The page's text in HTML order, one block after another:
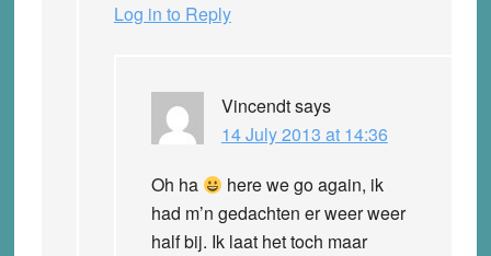
Log in to Reply
Vincendtsays
14 July 2013 at 14:36
Oh ha
here we go again, ik
had m’n gedachten er weer weer
half bij. Ik laat het toch maar